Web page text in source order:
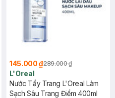
145.000 ₫289.000 ₫
L'Oreal
Nước Tẩy Trang L'Oreal Làm
Sạch Sâu Trang Điểm 400ml